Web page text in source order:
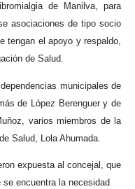
de Manilva, para
asociaciones de tipo socio
tengan el apoyo y respaldo,
de Salud.
municipales de
de López Berenguer y de
varios miembros de la
Salud, Lola Ahumada.
expuesta al concejal, que
encuentra la necesidad